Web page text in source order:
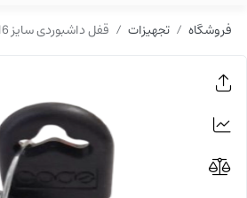
فروشگاه تجهیزات قفل داشبوردی سایز 16